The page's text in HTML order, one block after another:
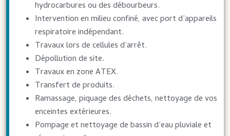
hydrocarbures ou des débourbeurs.
Intervention en milieu confiné, avec port d’appareils
respiratoire indépendant.
Travaux lors de cellules d’arrêt.
Dépollution de site.
Travaux en zone ATEX.
Transfert de produits.
Ramassage, piquage des déchets, nettoyage de vos
enceintes extérieures.
Pompage et nettoyage de bassin d’eau pluviale et